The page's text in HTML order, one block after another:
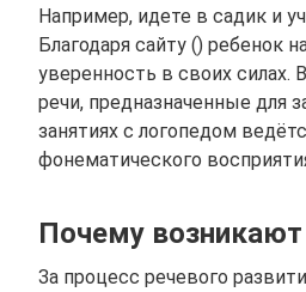
Например, идете в садик и
Благодаря сайту () ребенок
уверенность в своих силах.
речи, предназначенные для
занятиях с логопедом
фонематического
Почему
За процесс речевого